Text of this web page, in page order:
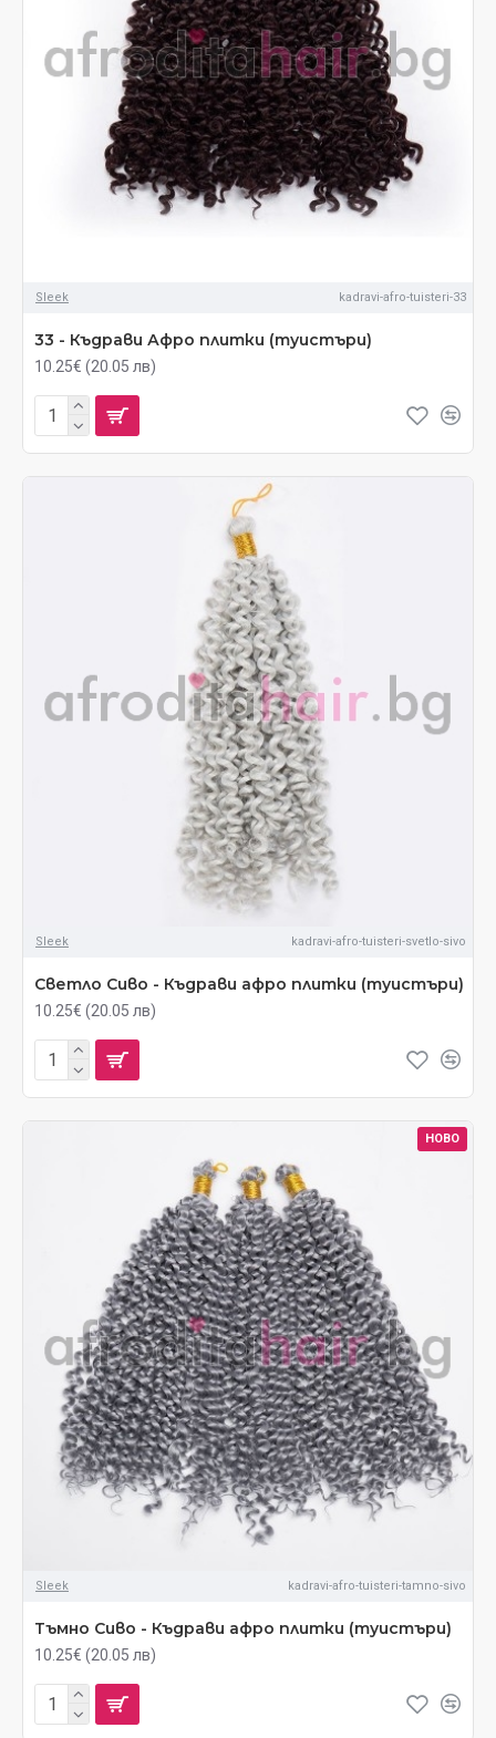
Sleek kadravi-afro-tuisteri-33
33 - Къдрави Афро плитки (туистъри)
10.25€ (20.05 лв)
Sleek kadravi-afro-tuisteri-svetlo-sivo
Светло Сиво - Къдрави афро плитки (туистъри)
10.25€ (20.05 лв)
НОВО
Sleek kadravi-afro-tuisteri-tamno-sivo
Тъмно Сиво - Къдрави афро плитки (туистъри)
10.25€ (20.05 лв)